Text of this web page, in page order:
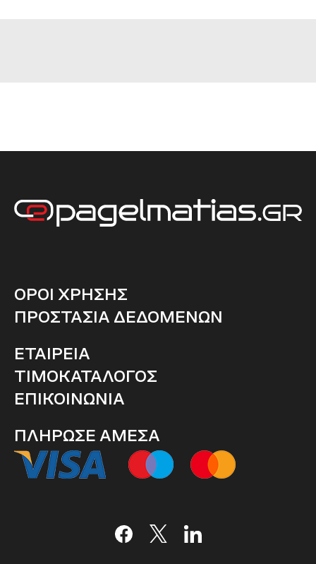
ΟΡΟΙ ΧΡΗΣΗΣ
ΠΡΟΣΤΑΣΙΑ ΔΕΔΟΜΕΝΩΝ
ΕΤΑΙΡΕΙΑ
ΤΙΜΟΚΑΤΑΛΟΓΟΣ
ΕΠΙΚΟΙΝΩΝΙΑ
ΠΛΗΡΩΣΕ ΑΜΕΣΑ